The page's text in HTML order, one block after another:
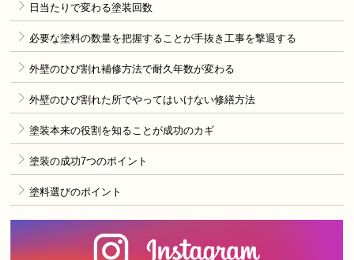
日当たりで変わる塗装回数
必要な塗料の数量を把握することが手抜き工事を撃退する
外壁のひび割れ補修方法で耐久年数が変わる
外壁のひび割れた所でやってはいけない修繕方法
塗装本来の役割を知ることが成功のカギ
塗装の成功7つのポイント
塗料選びのポイント